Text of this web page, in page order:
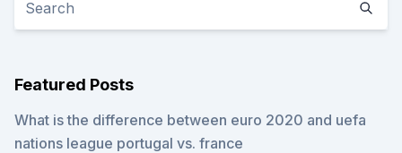
Featured Posts
What is the difference between euro 2020 and uefa
nations league portugal vs. france